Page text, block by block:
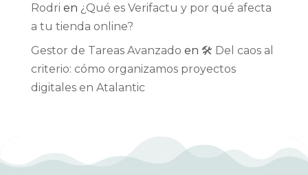
Rodri en ¿Qué es Verifactu y por qué afecta
a tu tienda online?
Gestor de Tareas Avanzado en 🛠️ Del caos al
criterio: cómo organizamos proyectos
digitales en Atalantic